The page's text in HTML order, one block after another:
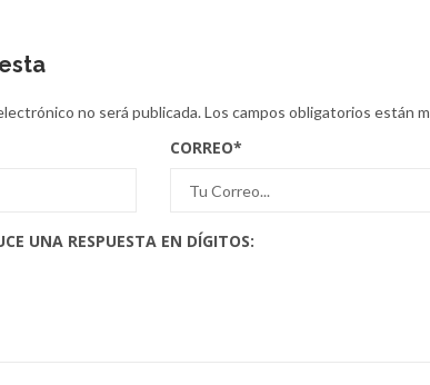
no será publicada.Los campos obligatorios están
CORREO*
UNA RESPUESTA EN DÍGITOS: